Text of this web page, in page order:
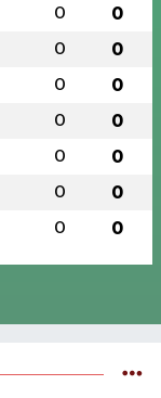
0 0
0 0
0 0
0 0
0 0
0 0
0 0